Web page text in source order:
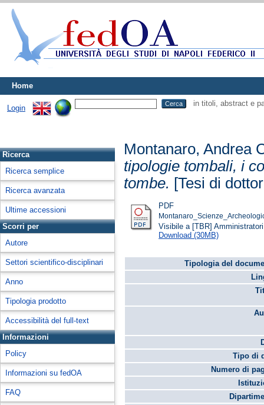
Home
Login
in titoli, abstract e
Ricerca
Ricerca semplice
Ricerca avanzata
Ultime accessioni
Scorri per
Autore
Settori scientifico-disciplinari
Anno
Tipologia prodotto
Accessibilità del full-text
Informazioni
Policy
Informazioni su fedOA
FAQ
Montanaro, Andrea
tipologie tombali, i
tombe. [Tesi di
PDF
Visibile a [TBR]
Download (30MB)
Tipologia del
Tipo di
Numero di